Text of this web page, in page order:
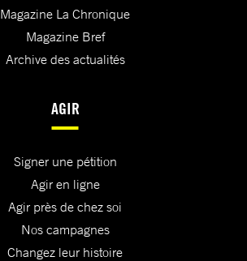
Magazine La Chronique
Magazine Bref
Archive des actualités
AGIR
Signer une pétition
Agir en ligne
Agir près de chez soi
Nos campagnes
Changez leur histoire